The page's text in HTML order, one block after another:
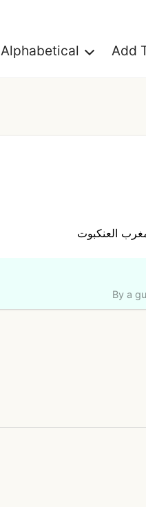
Alphabetical Add
العنكبوت
By a